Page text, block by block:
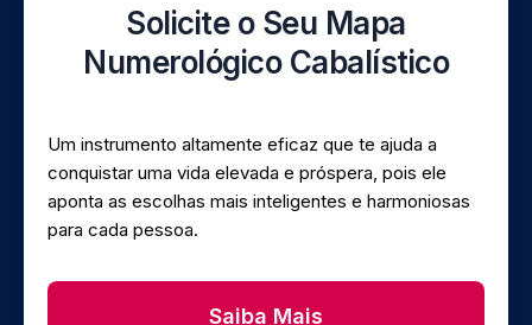
Solicite o Seu Mapa
Numerológico Cabalístico
Um instrumento altamente eficaz que te ajuda a
conquistar uma vida elevada e próspera, pois ele
aponta as escolhas mais inteligentes e harmoniosas
para cada pessoa.
Saiba Mais